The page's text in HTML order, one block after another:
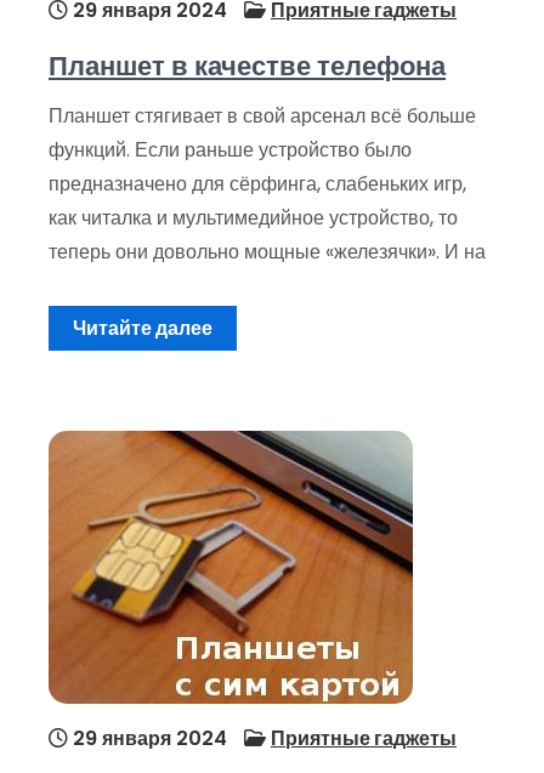
29 января 2024 Приятные гаджеты
Планшет в качестве телефона
Планшет стягивает в свой арсенал всё больше
функций. Если раньше устройство было
предназначено для сёрфинга, слабеньких игр,
как читалка и мультимедийное устройство, то
теперь они довольно мощные «железячки». И на
Читайте далее
29 января 2024 Приятные гаджеты